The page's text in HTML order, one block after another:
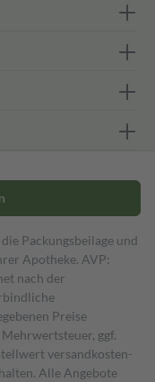
Packungsbeilage und
Apotheke. AVP:
nach der
Preise
ggf.
versand­kosten­
Alle Angebote